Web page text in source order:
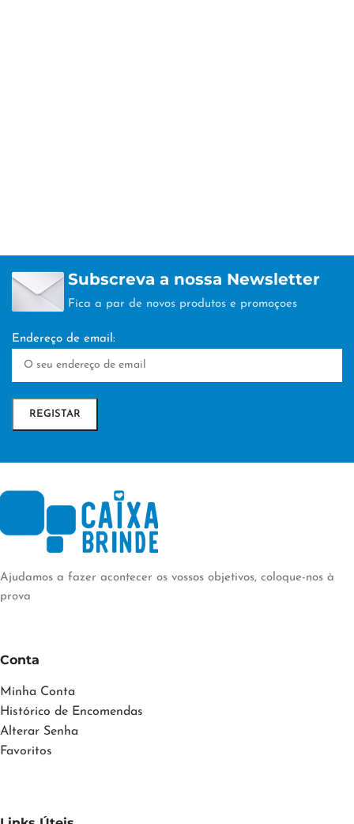
Subscreva a nossa Newsletter
Fica a par de novos produtos e promoçoes
Endereço de email:
Ajudamos a fazer acontecer os vossos objetivos, coloque-nos à
prova
Conta
Minha Conta
Histórico de Encomendas
Alterar Senha
Favoritos